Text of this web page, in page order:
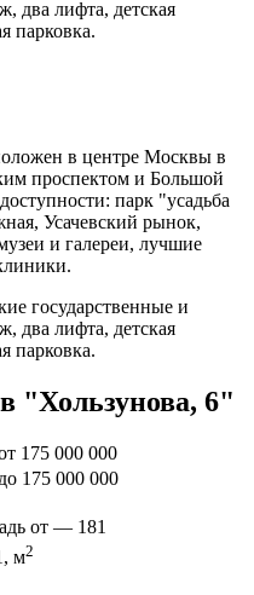
два лифта, детская
парковка.
в центре Москвы в
проспектом и Большой
парк "усадьба
Усачевский рынок,
и галереи, лучшие
государственные и
два лифта, детская
парковка.
"Хользунова, 6"
175 000 000
175 000 000
от — 181
, м2